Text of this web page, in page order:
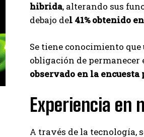
hibrida, alterando sus
debajo del 41% obtenido
Se tiene conocimiento que
obligación de permanecer
observado en la encuesta
Experiencia en
A través de la tecnología,